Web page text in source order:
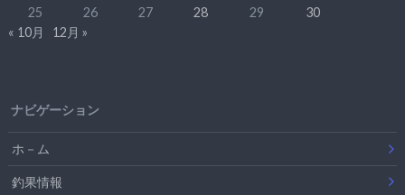
25
26 27 28 29
30
« 10月
12月 »
ナビゲーション
ホ－ム
釣果情報